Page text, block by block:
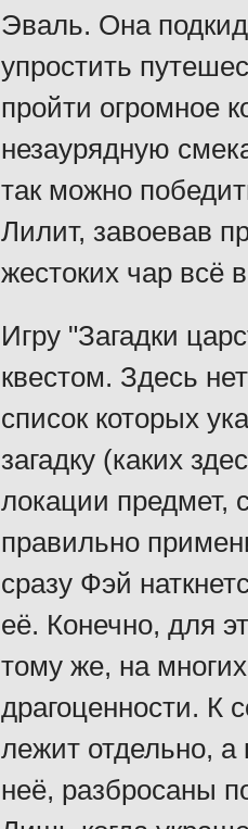
Эваль. Она
упростить
пройти огромное
незаурядную
так можно
Лилит, завоевав
жестоких чар всё
Игру "Загадки
квестом. Здесь
список которых
загадку (каких
локации предмет,
правильно
сразу Фэй
её. Конечно, для
тому же, на
драгоценности. К
лежит отдельно,
неё, разбросаны